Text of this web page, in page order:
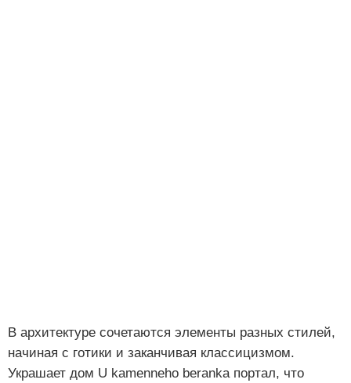
В архитектуре сочетаются элементы разных стилей,
начиная с готики и заканчивая классицизмом.
Украшает дом U kamenneho beranka портал, что